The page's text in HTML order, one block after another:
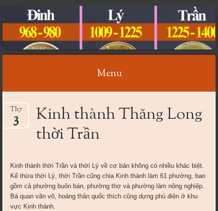
CỔ VẬT VIỆT NAM
Menu
to
content
Kinh thành Thăng Long
thời Trần
Th7
3
Kinh thành thời Trần và thời Lý về cơ bản không có nhiều khác biệt.
Kế thừa thời Lý, thời Trần cũng chia Kinh thành làm 61 phường, bao
gồm cả phường buôn bán, phường thợ và phường làm nông nghiệp.
Bá quan văn võ, hoàng thân quốc thích cũng dựng phủ điện ở khu
vực Kinh thành.